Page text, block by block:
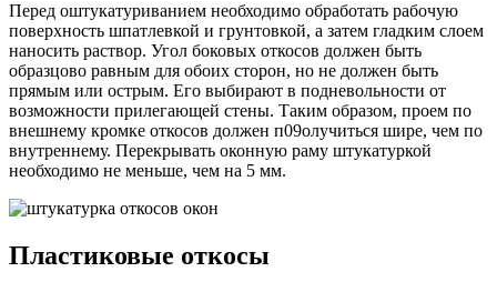
Перед оштукатуриванием необходимо обработать рабочую
поверхность шпатлевкой и грунтовкой, а затем гладким слоем
наносить раствор. Угол боковых откосов должен быть
образцово равным для обоих сторон, но не должен быть
прямым или острым. Его выбирают в подневольности от
возможности прилегающей стены. Таким образом, проем по
внешнему кромке откосов должен п09олучиться шире, чем по
внутреннему. Перекрывать оконную раму штукатуркой
необходимо не меньше, чем на 5 мм.
Пластиковые откосы